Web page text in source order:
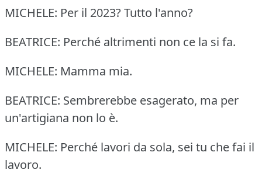
MICHELE: Per il 2023? Tutto l'anno?
BEATRICE: Perché altrimenti non ce la si fa.
MICHELE: Mamma mia.
BEATRICE: Sembrerebbe esagerato, ma per
un'artigiana non lo è.
MICHELE: Perché lavori da sola, sei tu che fai il
lavoro.